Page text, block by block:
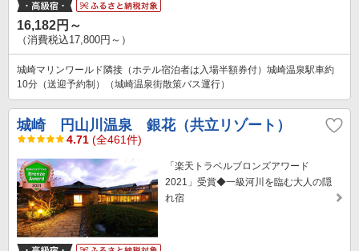
16,182円～
（消費税込17,800円～）
城崎マリンワールド隣接（ホテル宿泊者は入場半額券付）城崎温泉駅車約
10分（送迎予約制）（城崎温泉街散策バス運行）
城崎 円山川温泉 銀花（共立リゾート）
4.71 (全461件)
「楽天トラベルブロンズアワード
2021」受賞◆一級河川を臨む大人の隠
れ宿